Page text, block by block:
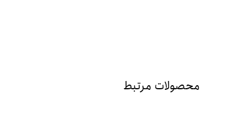
محصولات مرتبط